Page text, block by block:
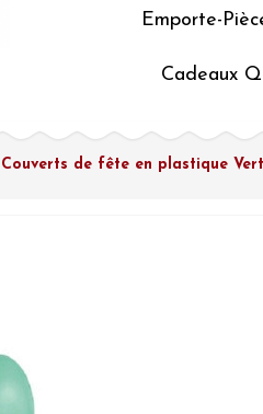
Emporte-
Cadeaux
Couverts de fête en plastique